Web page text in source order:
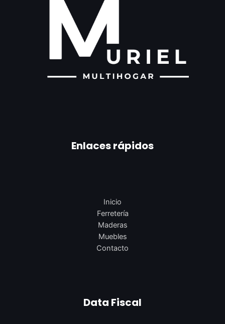
Enlaces rápidos
Inicio
Ferretería
Maderas
Muebles
Contacto
Data Fiscal